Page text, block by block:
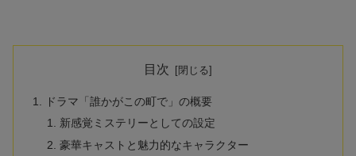
目次
ドラマ「誰かがこの町で」の概要
新感覚ミステリーとしての設定
豪華キャストと魅力的なキャラクター